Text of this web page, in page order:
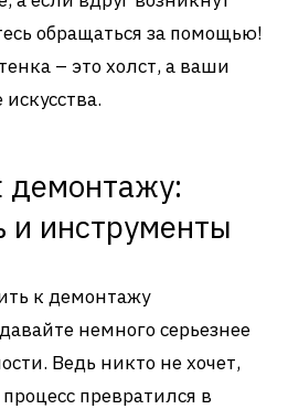
обращаться за помощью!
– это холст, а ваши
демонтажу:
и инструменты
к демонтажу
немного серьезнее
Ведь никто не хочет,
превратился в